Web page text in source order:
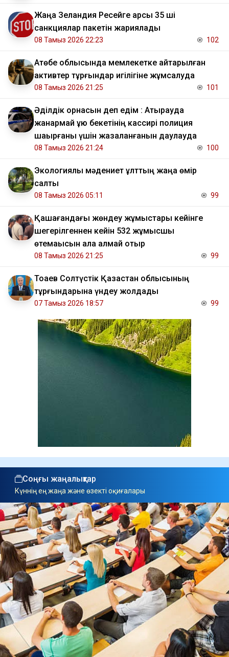
Жаңа Зеландия Ресейге қарсы 35 ші
санкциялар пакетін жариялады
08 Тамыз 2026 22:23 102
​Ақтөбе облысында мемлекетке қайтарылған
активтер тұрғындар игілігіне жұмсалуда
08 Тамыз 2026 21:25 101
Әділдік орнасын деп едім : Атырауда
жанармай құю бекетінің кассирі полиция
шақырғаны үшін жазаланғанын даулауда
08 Тамыз 2026 21:24 100
Экологиялық мәдениет ұлттың жаңа өмір
салты
08 Тамыз 2026 05:11 99
Қашағандағы жөндеу жұмыстары кейінге
шегерілгеннен кейін 532 жұмысшы
өтемақысын ала алмай отыр
08 Тамыз 2026 21:25 99
Тоқаев Солтүстік Қазақстан облысының
тұрғындарына үндеу жолдады
07 Тамыз 2026 18:57 99
Соңғы жаңалықтар
Күннің ең жаңа және өзекті оқиғалары